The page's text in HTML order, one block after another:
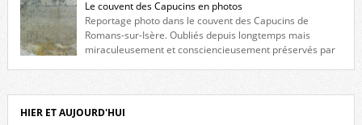
niche qui contient une statue de la Vierge. […]
Le couvent des Capucins en photos
Reportage photo dans le couvent des Capucins de
Romans-sur-Isère. Oubliés depuis longtemps mais
miraculeusement et consciencieusement préservés par
l’histoire de la redécouverte de vestiges du couvent des Capucins ! Petit
retour sur l’histoire […]
HIER ET AUJOURD'HUI